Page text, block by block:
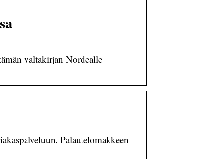
valtakirjan Nordealle
Palautelomakkeen